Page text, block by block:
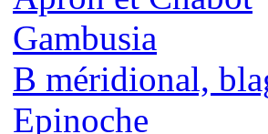
Gambusia
B méridional,
Epinoche